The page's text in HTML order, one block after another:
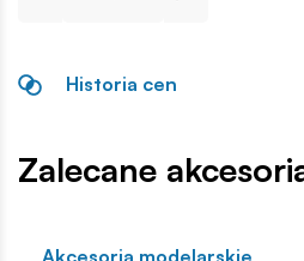
Historia cen
Zalecane
Akcesoria modelarskie